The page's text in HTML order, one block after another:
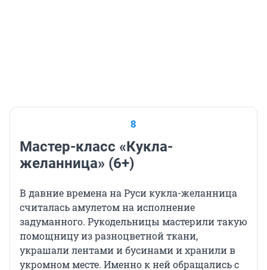
8
Мастер-класс «Кукла-
желанница» (6+)
В давние времена на Руси кукла-желанница
считалась амулетом на исполнение
задуманного. Рукодельницы мастерили такую
помощницу из разноцветной ткани,
украшали лентами и бусинами и хранили в
укромном месте. Именно к ней обращались с